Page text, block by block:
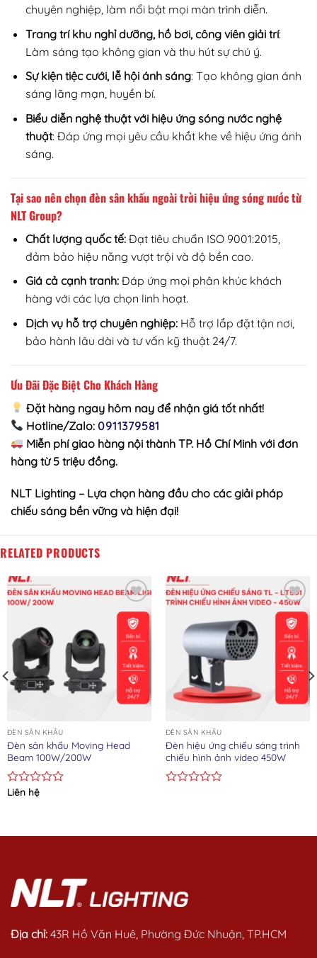
chuyên nghiệp, làm nổi bật mọi màn trình diễn.
Trang trí khu nghỉ dưỡng, hồ bơi, công viên giải trí:
Làm sáng tạo không gian và thu hút sự chú ý.
Sự kiện tiệc cưới, lễ hội ánh sáng: Tạo không gian ánh
sáng lãng mạn, huyền bí.
Biểu diễn nghệ thuật với hiệu ứng sóng nước nghệ
thuật: Đáp ứng mọi yêu cầu khắt khe về hiệu ứng ánh
sáng.
Tại sao nên chọn đèn sân khấu ngoài trời hiệu ứng sóng nước từ
NLT Group?
Chất lượng quốc tế: Đạt tiêu chuẩn ISO 9001:2015,
đảm bảo hiệu năng vượt trội và độ bền cao.
Giá cả cạnh tranh: Đáp ứng mọi phân khúc khách
hàng với các lựa chọn linh hoạt.
Dịch vụ hỗ trợ chuyên nghiệp: Hỗ trợ lắp đặt tận nơi,
bảo hành lâu dài và tư vấn kỹ thuật 24/7.
Ưu Đãi Đặc Biệt Cho Khách Hàng
Đặt hàng ngay hôm nay để nhận giá tốt nhất!
Hotline/Zalo:0911379581
Miễn phí giao hàng nội thành TP. Hồ Chí Minh với đơn
hàng từ 5 triệu đồng.
NLT Lighting – Lựa chọn hàng đầu cho các giải pháp
chiếu sáng bền vững và hiện đại!
RELATED PRODUCTS
Add to wishlist
ĐÈN SÂN KHẤU
Đèn sân khấu Moving Head
Beam 100W/200W
Rated
5
Liên hệ
Add to wishlist
ĐÈN SÂN KHẤU
Đèn hiệu ứng chiếu sáng trình
chiếu hình ảnh video 450W
5
Địa chỉ: 43R Hồ Văn Huê, Phường Đức Nhuận, TP.HCM